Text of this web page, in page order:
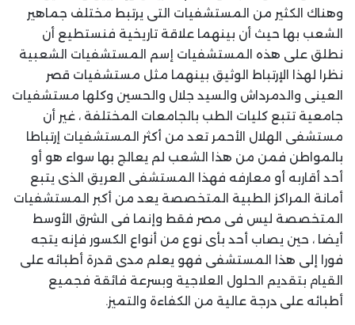
وهناك الكثير من المستشفيات التى يرتبط مختلف جماهير
الشعب بها حيث أن بينهما علاقة تاريخية فنستطيع أن
نطلق على هذه المستشفيات إسم المستشفيات الشعبية
نظرا لهذا الإرتباط الوثيق بينهما مثل مستشفيات قصر
العينى والدمرداش والسيد جلال والحسين وكلها مستشفيات
جامعية تتبع كليات الطب بالجامعات المختلفة ، غير أن
مستشفى الهلال الأحمر تعد من أكثر المستشفيات إرتباطا
بالمواطن فمن من هذا الشعب لم يعالج بها سواء هو أو
أحد أقاربه أو معارفه فهذا المستشفى العريق الذى يتبع
أمانة المراكز الطبية المتخصصة يعد من أكبر المستشفيات
المتخصصة ليس فى مصر فقط وإنما فى الشرق الأوسط
أيضا ، حين يصاب أحد بأى نوع من أنواع الكسور فإنه يتجه
فورا إلى هذا المستشفى فهو يعلم مدى قدرة أطبائه على
القيام بتقديم الحلول العلاجية وبسرعة فائقة فجميع
أطبائه على درجة عالية من الكفاءة والتميز.